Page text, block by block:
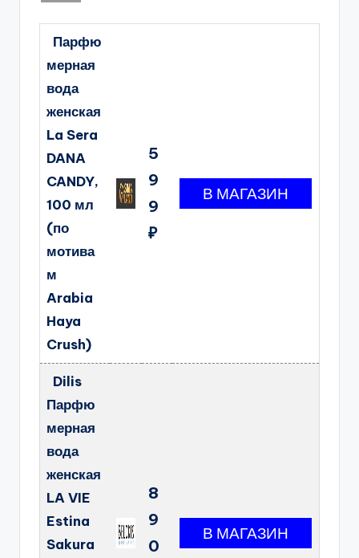
Парфю
мерная
вода
женская
La Sera
DANA
CANDY,
100 мл
(по
мотива
м
Arabia
Haya
Crush)
5
9
9
₽
Dilis
Парфю
мерная
вода
женская
LA VIE
Estina
Sakura
8
9
0